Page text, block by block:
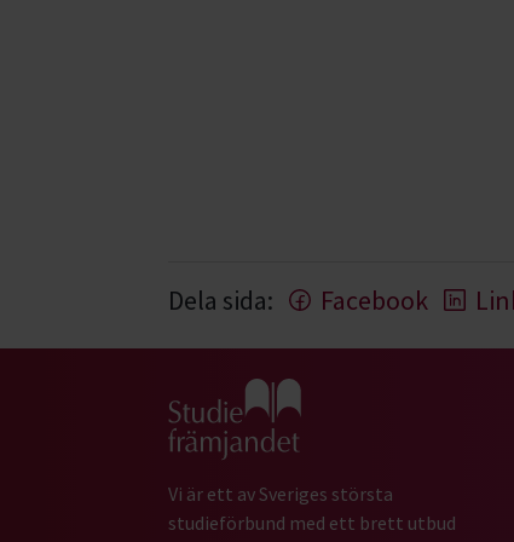
Dela sida: Facebook
Gå till studiefrämjandets startsida
Vi är ett av Sveriges största
studieförbund med ett brett utbud